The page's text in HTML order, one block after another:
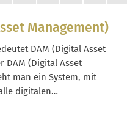
Management)
DAM (Digital Asset
DAM (Digital Asset
man ein System, mit
digitalen
gehören